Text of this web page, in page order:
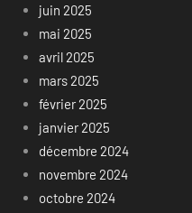
juin 2025
mai 2025
avril 2025
mars 2025
février 2025
janvier 2025
décembre 2024
novembre 2024
octobre 2024